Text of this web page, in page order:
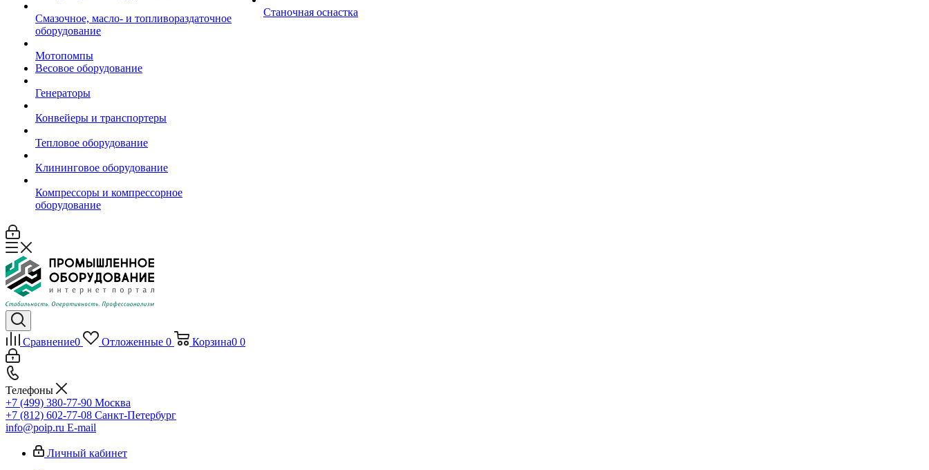
Смазочное, масло- и топливораздаточное
оборудование
Мотопомпы
Весовое оборудование
Генераторы
Конвейеры и транспортеры
Тепловое оборудование
Клининговое оборудование
Компрессоры и компрессорное
оборудование
Станочная оснастка
Сравнение0 Отложенные 0 Корзина0 0
Телефоны
+7 (499) 380-77-90 Москва
+7 (812) 602-77-08 Санкт-Петербург
info@poip.ru E-mail
Личный кабинет